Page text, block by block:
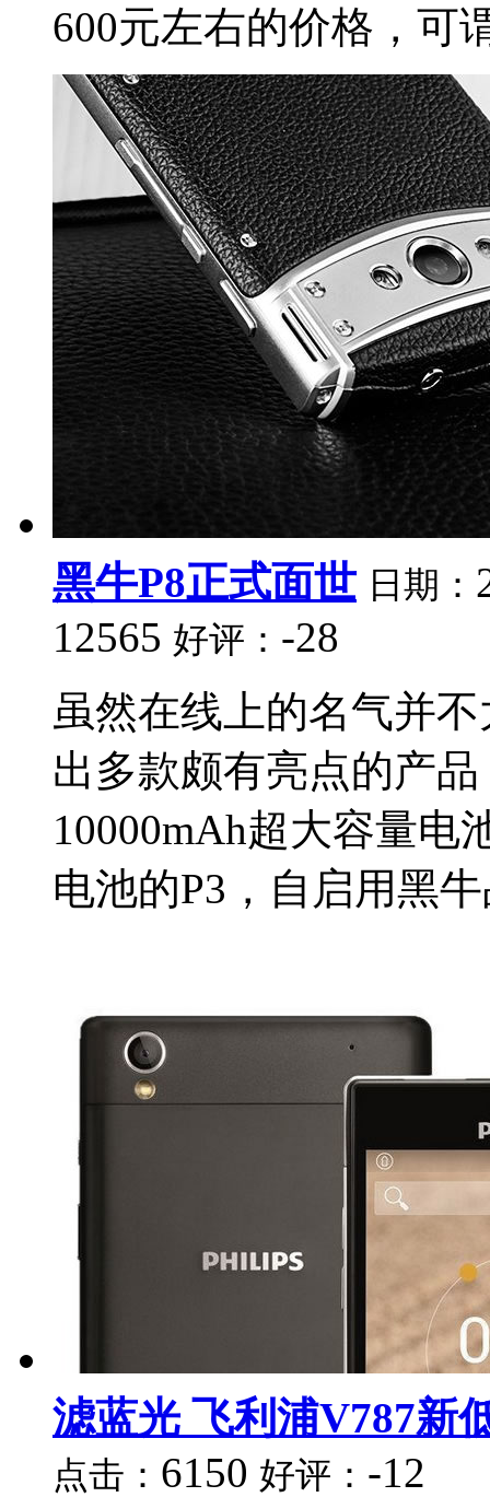
600元左右的价格，可
黑牛P8正式面世 日期：
12565 好评： -28
虽然在线上的名气并
出多款颇有亮点的产
10000mAh超大容量电
电池的P3，自启用黑
滤蓝光 飞利浦V787新
点击： 6150 好评： -12